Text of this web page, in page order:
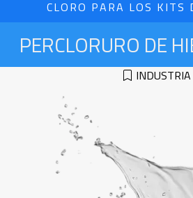
CLORO PARA LOS KITS
PERCLORURO DE
INDUSTRIA